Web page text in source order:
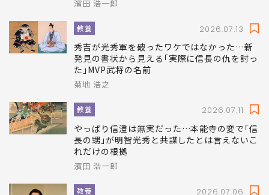
濱田 浩一郎
教養 2026.07.13
秀吉が光秀軍を破ったワケではなかった…新
発見の書状から見える｢実際に信長の仇を討っ
た｣MVP武将の名前
菊地 浩之
教養 2026.07.11
やっぱり信澄は無実だった…本能寺の変で｢信
長の甥｣が明智光秀と共謀したとは言えないこ
れだけの根拠
濱田 浩一郎
教養 2026.07.06